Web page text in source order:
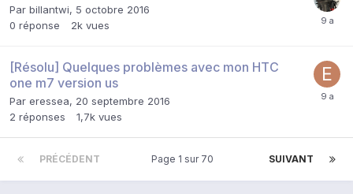
Par billantwi, 5 octobre 2016
0 réponse 2k vues
[Résolu] Quelques problèmes avec mon HTC
one m7 version us
Par eressea, 20 septembre 2016
2 réponses 1,7k vues
PRÉCÉDENT SUIVANT
Page 1 sur 70